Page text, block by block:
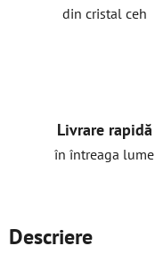
din cristal ceh
Livrare rapidă
în întreaga lume
Descriere